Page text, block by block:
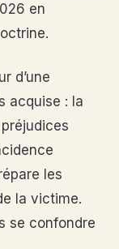
en
d’une
acquise : la
les
la victime.
se confondre